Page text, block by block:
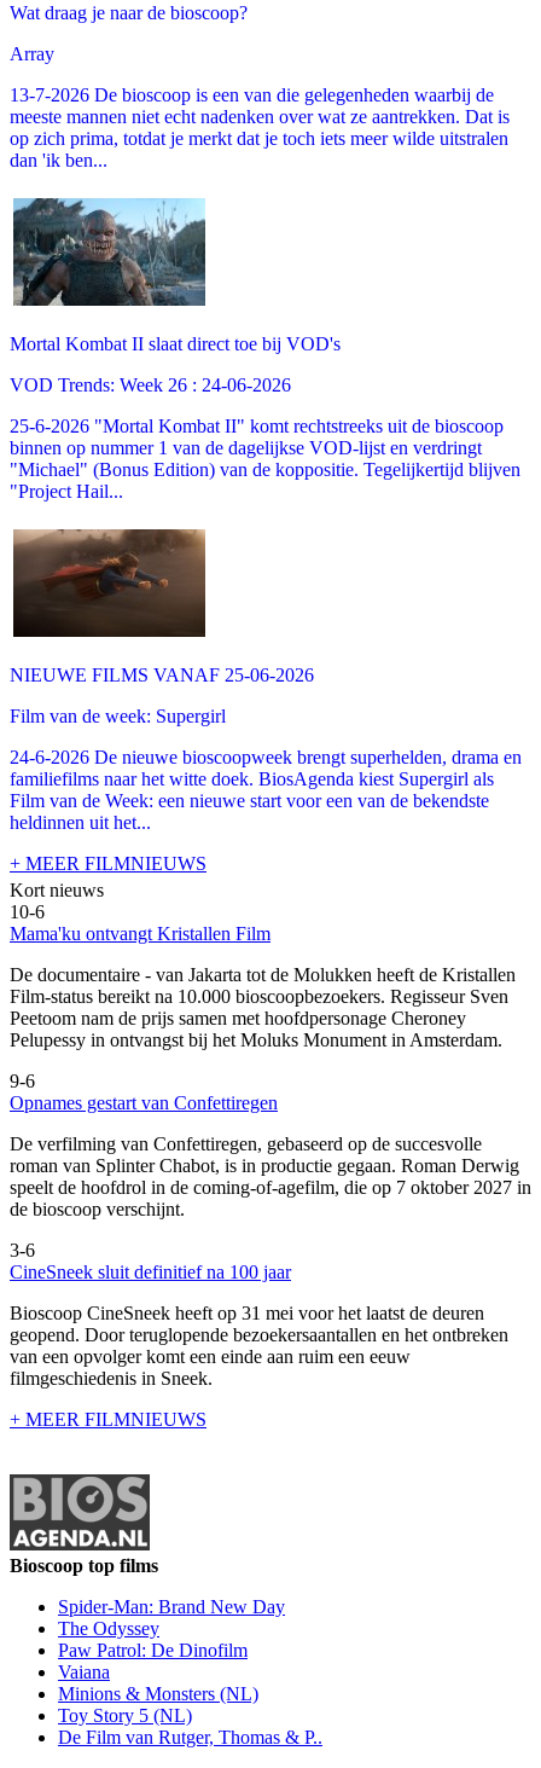
Wat draag je naar de bioscoop?
Array
13-7-2026 De bioscoop is een van die gelegenheden waarbij de
meeste mannen niet echt nadenken over wat ze aantrekken. Dat is
op zich prima, totdat je merkt dat je toch iets meer wilde uitstralen
dan 'ik ben...
Mortal Kombat II slaat direct toe bij VOD's
VOD Trends: Week 26 : 24-06-2026
25-6-2026 "Mortal Kombat II" komt rechtstreeks uit de bioscoop
binnen op nummer 1 van de dagelijkse VOD-lijst en verdringt
"Michael" (Bonus Edition) van de koppositie. Tegelijkertijd blijven
"Project Hail...
NIEUWE FILMS VANAF 25-06-2026
Film van de week: Supergirl
24-6-2026 De nieuwe bioscoopweek brengt superhelden, drama en
familiefilms naar het witte doek. BiosAgenda kiest Supergirl als
Film van de Week: een nieuwe start voor een van de bekendste
heldinnen uit het...
+ MEER FILMNIEUWS
Kort nieuws
10-6
Mama'ku ontvangt Kristallen Film
De documentaire - van Jakarta tot de Molukken heeft de Kristallen
Film-status bereikt na 10.000 bioscoopbezoekers. Regisseur Sven
Peetoom nam de prijs samen met hoofdpersonage Cheroney
Pelupessy in ontvangst bij het Moluks Monument in Amsterdam.
9-6
Opnames gestart van Confettiregen
De verfilming van Confettiregen, gebaseerd op de succesvolle
roman van Splinter Chabot, is in productie gegaan. Roman Derwig
speelt de hoofdrol in de coming-of-agefilm, die op 7 oktober 2027 in
de bioscoop verschijnt.
3-6
CineSneek sluit definitief na 100 jaar
Bioscoop CineSneek heeft op 31 mei voor het laatst de deuren
geopend. Door teruglopende bezoekersaantallen en het ontbreken
van een opvolger komt een einde aan ruim een eeuw
filmgeschiedenis in Sneek.
+ MEER FILMNIEUWS
Bioscoop top films
Spider-Man: Brand New Day
The Odyssey
Paw Patrol: De Dinofilm
Vaiana
Minions & Monsters (NL)
Toy Story 5 (NL)
De Film van Rutger, Thomas & P..